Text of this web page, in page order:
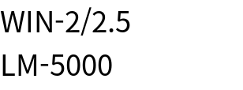
WIN-2/2.5
LM-5000